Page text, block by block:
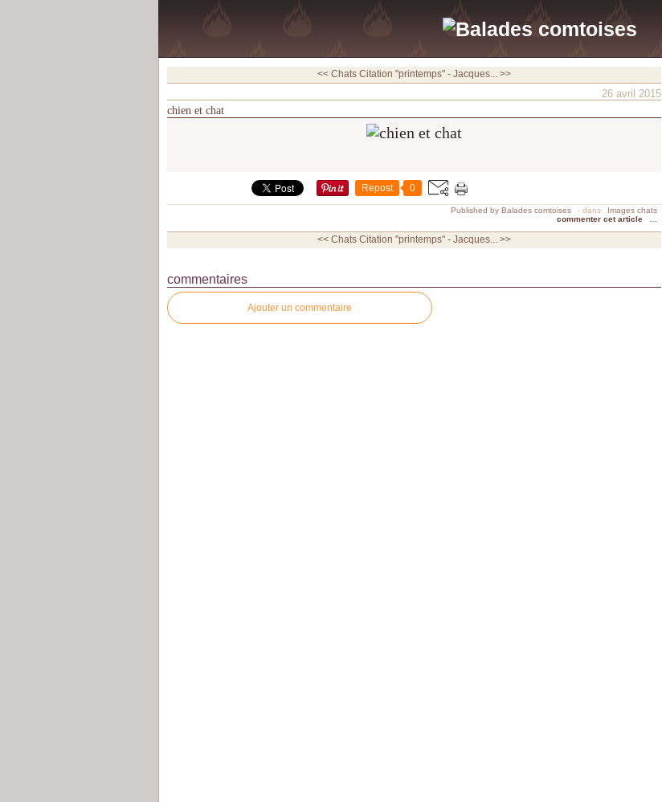
<< Chats Citation "printemps" - Jacques... >>
26 avril 2015
chien et chat
Repost 0
Published by Balades comtoises - dans
Images chats
commenter cet article
<< Chats Citation "printemps" - Jacques... >>
commentaires
Ajouter un commentaire